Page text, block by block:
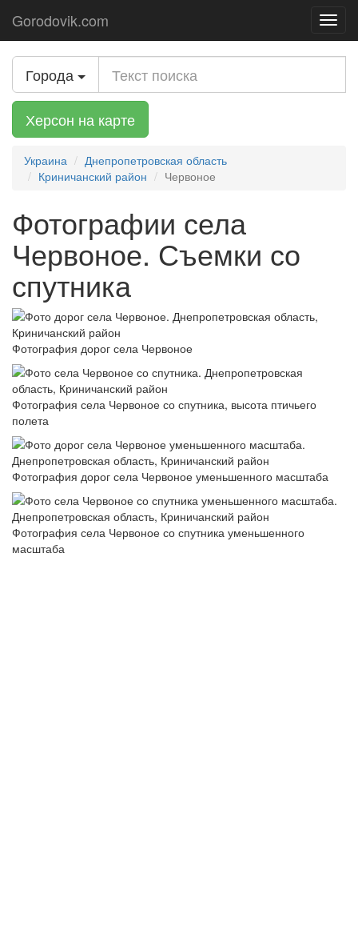
Gorodovik.com
Города
Херсон на карте
Украина
Днепропетровская область
Криничанский район
Червоное
Фотографии села
Червоное. Съемки со
спутника
Фотография дорог села Червоное
Фотография села Червоное со спутника, высота птичьего
полета
Фотография дорог села Червоное уменьшенного масштаба
Фотография села Червоное со спутника уменьшенного
масштаба